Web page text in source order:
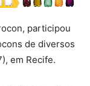
participou
de diversos
em Recife.